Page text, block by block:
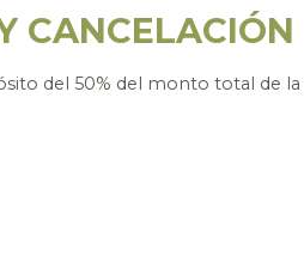
CANCELACIÓN
del 50% del monto total de la